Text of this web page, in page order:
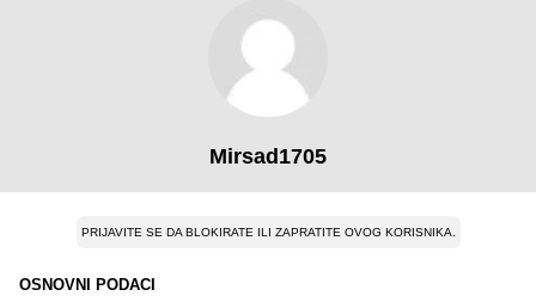
Mirsad1705
PRIJAVITE SE DA BLOKIRATE ILI ZAPRATITE OVOG KORISNIKA.
OSNOVNI PODACI